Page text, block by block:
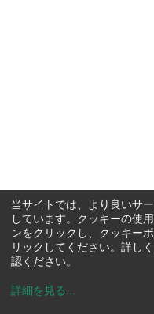
当サイトでは、より良いサ
しています。クッキーの使
ンをクリックし、クッキー
リックしてください。詳し
認ください。
詳細を見る ...